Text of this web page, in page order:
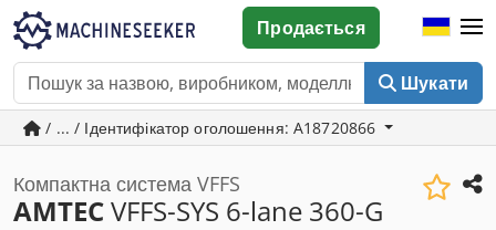
Шукати
Продається
/ ... / Ідентифікатор оголошення: A18720866
Компактна система VFFS
AMTECVFFS-SYS 6-lane 360-G